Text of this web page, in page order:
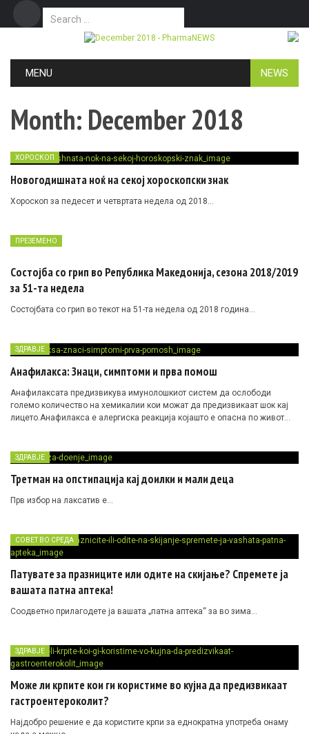
Search for:
MENU NEWS
Month: December 2018
ХОРОСКОП
Новогодишната ноќ на секој хороскопски знак
Хороскоп за педесет и четвртата недела од 2018…
ПРЕЗЕМЕНО
Состојба со грип во Република Македонија, сезона 2018/2019
за 51-та недела
Состојбата со грип во текот на 51-та недела од 2018 година…
ЗДРАВЈЕ
Анафилакса: Знаци, симптоми и прва помош
Анафилаксата предизвикува имунолошкиот систем да ослободи
големо количество на хемикалии кои можат да предизвикаат шок кај
лицето.Анафилакса е алергиска реакција којашто е опасна по живот…
ЗДРАВЈЕ
Третман на опстипација кај доилки и мали деца
Прв избор на лаксатив е…
СОВЕТ ВО СРЕДА
Патувате за празниците или одите на скијање? Спремете ја
вашата патна аптека!
Соодветно прилагодете ја вашата „патна аптека“ за во зима…
ЗДРАВЈЕ
Може ли крпите кои ги користиме во кујна да предизвикаат
гастроентероколит?
Најдобро решение е да користите крпи за еднократна употреба онаму